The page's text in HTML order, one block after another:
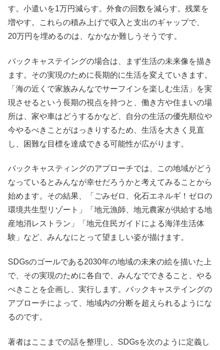
す。小遣いを1万円減らす。外食の回数を減らす。残業を
増やす。これらの積み上げで収入と支出のギャップで、
20万円を埋めるのは、なかなか難しうそうです。
バックキャステイングの場合は、まず生活の未来像を描き
ます。その実現のために長期的に生活を変えていきます。
「海の近くで家族みんなでサーフインを楽しむ生活」を実
現させるという長期の視点を持つと、働き方や住まいの場
所は、家や車はどうするかなど、自分の生活の優先順位や
今やるべきことがはっきりするため、生活を大きく見直
し、困難な目標を達成できる可能性が広がります。
バックキャスティングのアプローチでは、この地域がどう
なっているとみんなが幸せだろうかと考えてみることから
始めます。その結果、「ごみゼロ、化石エネルギ！ゼロの
環境共生型リゾート」「地元漁師、地元農家が供給する地
産地消レストラン」「地元住民ガイドによる海洋生活体
験」など、みんなにとって望ましい姿が描けます。
SDGsのゴールである2030年の地域の未来の絵を描いた上
で、その実現のために各自で、みんなでできること、やる
べきことを企画し、実行します。バックキャステイングの
アプローチによって、地域内の分断を超えられるようにな
るのです。
著者はここまでの話を整理し、SDGsを次のように定義し